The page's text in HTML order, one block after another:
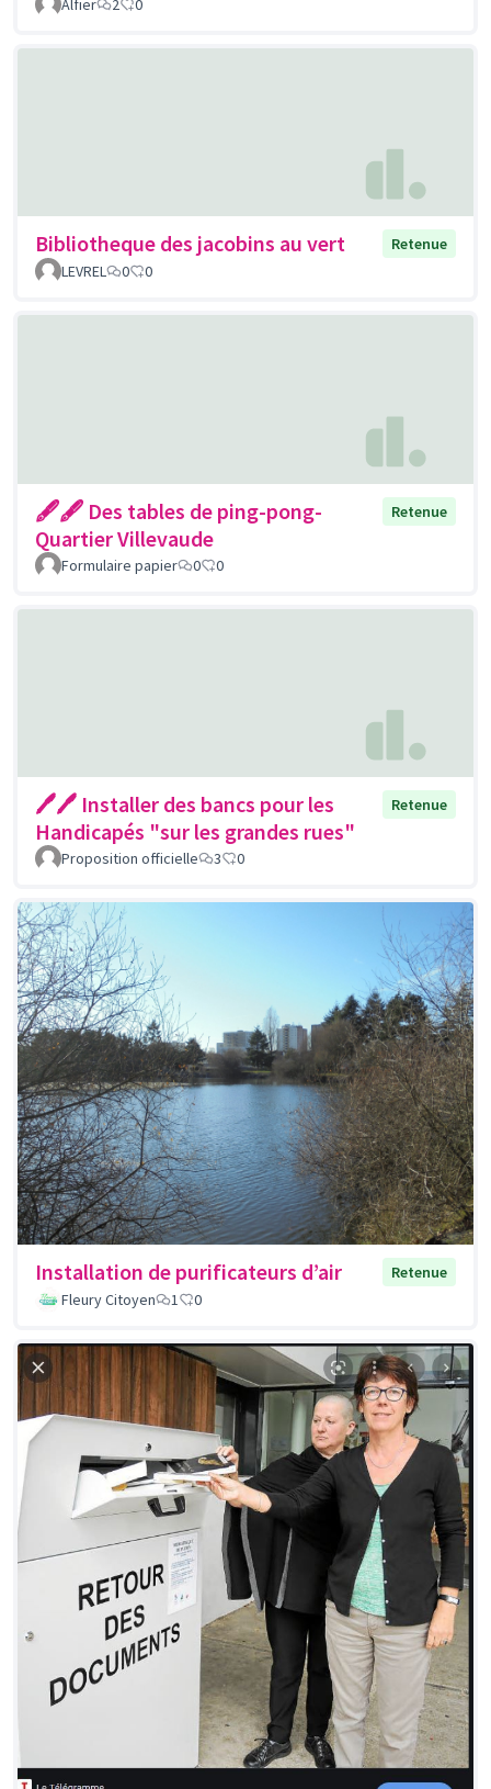
Alfier 2 0
Bibliotheque des jacobins au vert
Retenue
LEVREL
0 0
🖋🖋 Des tables de ping-pong-
Quartier Villevaude
Retenue
Formulaire papier 0 0
🖊🖊 Installer des bancs pour les
Handicapés "sur les grandes rues"
Retenue
Proposition officielle 3 0
Installation de purificateurs d’air
Retenue
Fleury Citoyen
1 0